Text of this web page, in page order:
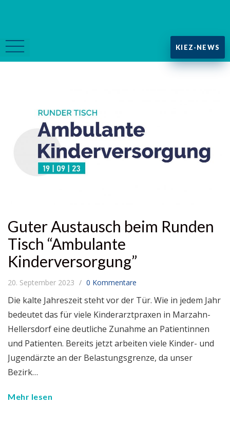
KIEZ-NEWS
Guter Austausch beim Runden
Tisch “Ambulante
Kinderversorgung”
20. September 2023 0 Kommentare
Die kalte Jahreszeit steht vor der Tür. Wie in jedem Jahr
bedeutet das für viele Kinderarztpraxen in Marzahn-
Hellersdorf eine deutliche Zunahme an Patientinnen
und Patienten. Bereits jetzt arbeiten viele Kinder- und
Jugendärzte an der Belastungsgrenze, da unser
Bezirk…
Mehr lesen